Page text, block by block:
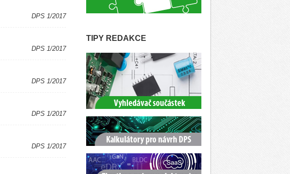
DPS 1/2017
DPS 1/2017
DPS 1/2017
DPS 1/2017
DPS 1/2017
TIPY REDAKCE